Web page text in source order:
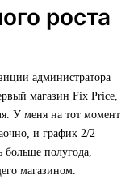
роста
администратора
магазин Fix Price,
У меня на тот момент
и график 2/2
больше полугода,
магазином.